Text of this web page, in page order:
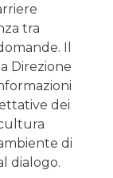
tra
Il
Direzione
dei
di
dialogo.